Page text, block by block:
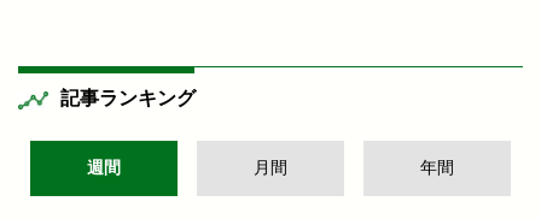
記事ランキング
週間 月間 年間